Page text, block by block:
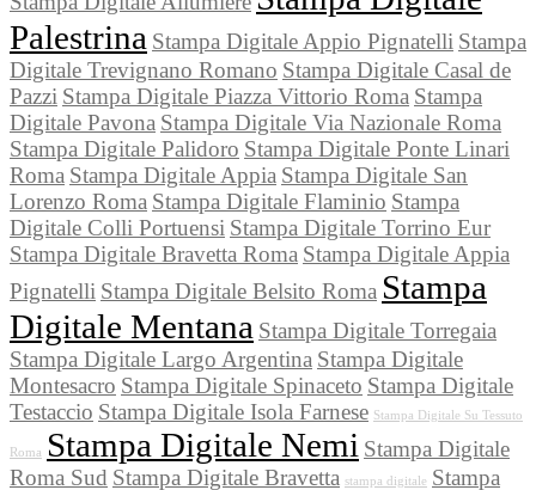
Palestrina Stampa Digitale Appio Pignatelli Stampa
Digitale Trevignano Romano Stampa Digitale Casal de
Pazzi Stampa Digitale Piazza Vittorio Roma Stampa
Digitale Pavona Stampa Digitale Via Nazionale Roma
Stampa Digitale Palidoro Stampa Digitale Ponte Linari
Roma Stampa Digitale Appia Stampa Digitale San
Lorenzo Roma Stampa Digitale Flaminio Stampa
Digitale Colli Portuensi Stampa Digitale Torrino Eur
Stampa Digitale Bravetta Roma Stampa Digitale Appia
Pignatelli Stampa Digitale Belsito Roma Stampa
Digitale Mentana Stampa Digitale Torregaia
Stampa Digitale Largo Argentina Stampa Digitale
Montesacro Stampa Digitale Spinaceto Stampa Digitale
Testaccio Stampa Digitale Isola Farnese Stampa Digitale Su Tessuto
Roma Stampa Digitale Nemi Stampa Digitale
Roma Sud Stampa Digitale Bravetta stampa digitale Stampa